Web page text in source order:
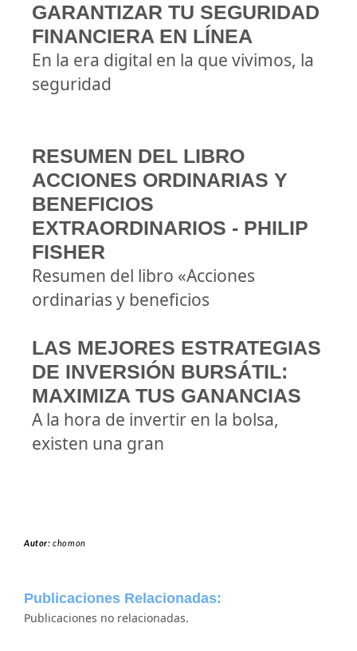
GARANTIZAR TU SEGURIDAD
FINANCIERA EN LÍNEA
En la era digital en la que vivimos, la
seguridad
RESUMEN DEL LIBRO
ACCIONES ORDINARIAS Y
BENEFICIOS
EXTRAORDINARIOS - PHILIP
FISHER
Resumen del libro «Acciones
ordinarias y beneficios
LAS MEJORES ESTRATEGIAS
DE INVERSIÓN BURSÁTIL:
MAXIMIZA TUS GANANCIAS
A la hora de invertir en la bolsa,
existen una gran
Autor:chomon
Publicaciones Relacionadas:
Publicaciones no relacionadas.